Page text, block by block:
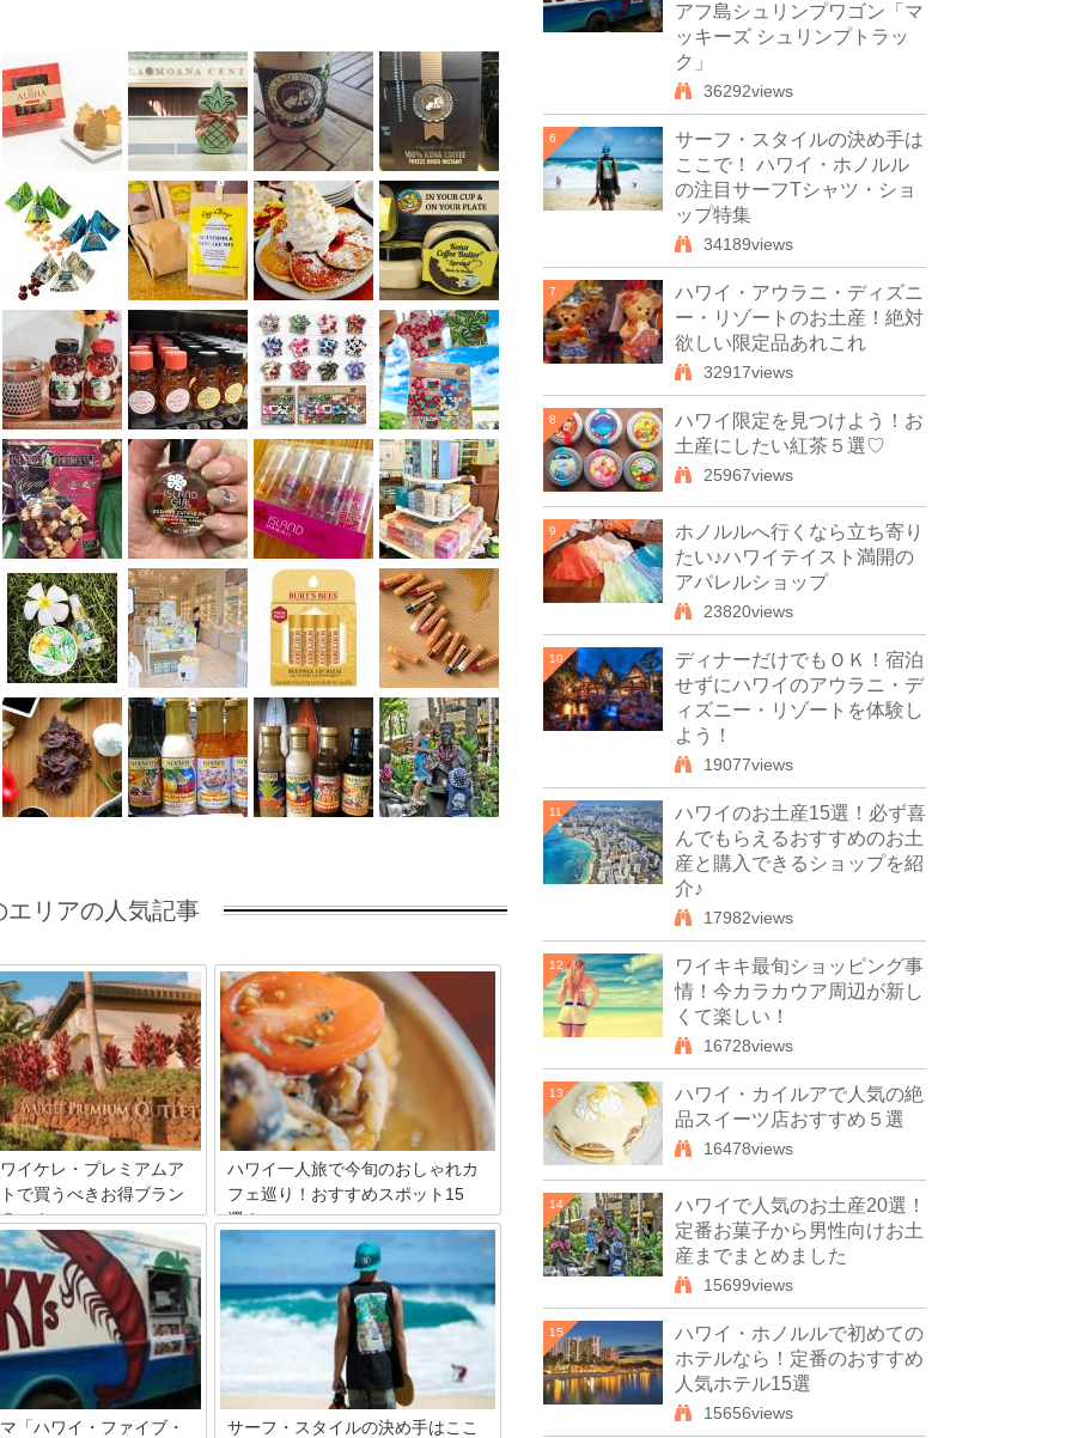
エリアの人気記事
イケレ・プレミアムア
で買うべきお得ブラン
つ！
らバスで約50分走れば、そこ
ング・パラダイス！ 御殿場や
日本でも展開しているチェル
トレット系列のワイケレ・プ
アウトレットがあなたを待っ
50店舗以上が軒を連ねるモ
ンド好きにはたまらない！
からこそ買いたい絶対有名
ご紹介いたします。
ハワイ一人旅で今旬のおしゃれカ
フェ巡り！おすすめスポット15
選！
友達同士やカップル行くハワイもいいけ
ど、自分のペースでのんびり過ごしてみ
たい！今、一人旅が注目されているハワ
イでおすすめのオシャレカフェを教えち
ゃいます！ブレックファストやランチで
利用したり、観光の合間にふらっと寄る
のもいいですね。人気なスポットから穴
場スポットまで一挙にご紹介したいと思
います！
「ハワイ・ファイブ・
サーフ・スタイルの決め手はここ
アフ島シュリンプワゴン「マ
ッキーズ シュリンプトラッ
ク」
36292views
6
サーフ・スタイルの決め手は
ここで！ ハワイ・ホノルル
の注目サーフTシャツ・ショ
ップ特集
34189views
7
ハワイ・アウラニ・ディズニ
ー・リゾートのお土産！絶対
欲しい限定品あれこれ
32917views
8
ハワイ限定を見つけよう！お
土産にしたい紅茶５選♡
25967views
9
ホノルルへ行くなら立ち寄り
たい♪ハワイテイスト満開の
アパレルショップ
23820views
10
ディナーだけでもＯＫ！宿泊
せずにハワイのアウラニ・デ
ィズニー・リゾートを体験し
よう！
19077views
11
ハワイのお土産15選！必ず喜
んでもらえるおすすめのお土
産と購入できるショップを紹
介♪
17982views
12
ワイキキ最旬ショッピング事
情！今カラカウア周辺が新し
くて楽しい！
16728views
13
ハワイ・カイルアで人気の絶
品スイーツ店おすすめ５選
16478views
14
ハワイで人気のお土産20選！
定番お菓子から男性向けお土
産までまとめました
15699views
15
ハワイ・ホノルルで初めての
ホテルなら！定番のおすすめ
人気ホテル15選
15656views